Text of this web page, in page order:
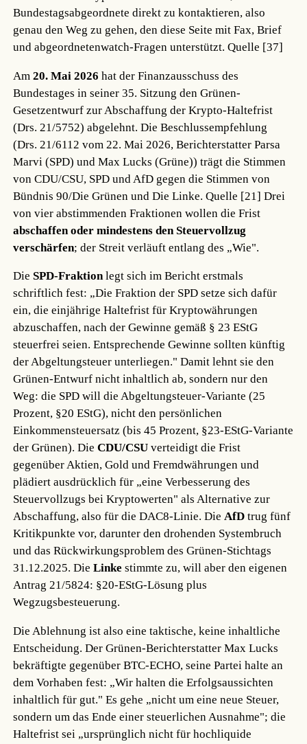
Bundestagsabgeordnete direkt zu kontaktieren, also
genau den Weg zu gehen, den diese Seite mit Fax, Brief
und abgeordnetenwatch-Fragen unterstützt.Quelle [37]
Am20. Mai 2026 hat der Finanzausschuss des
Bundestages in seiner 35. Sitzung den Grünen-
Gesetzentwurf zur Abschaffung der Krypto-Haltefrist
(Drs. 21/5752) abgelehnt. Die Beschlussempfehlung
(Drs. 21/6112 vom 22. Mai 2026, Berichterstatter Parsa
Marvi (SPD) und Max Lucks (Grüne)) trägt die Stimmen
von CDU/CSU, SPD und AfD gegen die Stimmen von
Bündnis 90/Die Grünen und Die Linke.Quelle [21] Drei
von vier abstimmenden Fraktionen wollen die Frist
abschaffen oder mindestens den Steuervollzug
verschärfen; der Streit verläuft entlang des „Wie".
DieSPD-Fraktionlegt sich im Bericht erstmals
schriftlich fest: „Die Fraktion der SPD setze sich dafür
ein, die einjährige Haltefrist für Kryptowährungen
abzuschaffen, nach der Gewinne gemäß § 23 EStG
steuerfrei seien. Entsprechende Gewinne sollten künftig
der Abgeltungsteuer unterliegen." Damit lehnt sie den
Grünen-Entwurf nicht inhaltlich ab, sondern nur den
Weg: die SPD will die Abgeltungsteuer-Variante (25
Prozent, §20 EStG), nicht den persönlichen
Einkommensteuersatz (bis 45 Prozent, §23-EStG-Variante
der Grünen). DieCDU/CSU verteidigt die Frist
gegenüber Aktien, Gold und Fremdwährungen und
plädiert ausdrücklich für „eine Verbesserung des
Steuervollzugs bei Kryptowerten" als Alternative zur
Abschaffung, also für die DAC8-Linie. DieAfD trug fünf
Kritikpunkte vor, darunter den drohenden Systembruch
und das Rückwirkungsproblem des Grünen-Stichtags
31.12.2025. DieLinke stimmte zu, will aber den eigenen
Antrag 21/5824: §20-EStG-Lösung plus
Wegzugsbesteuerung.
Die Ablehnung ist also eine taktische, keine inhaltliche
Entscheidung. Der Grünen-Berichterstatter Max Lucks
bekräftigte gegenüber BTC-ECHO, seine Partei halte an
dem Vorhaben fest: „Wir halten die Erfolgsaussichten
inhaltlich für gut." Es gehe „nicht um eine neue Steuer,
sondern um das Ende einer steuerlichen Ausnahme"; die
Haltefrist sei „ursprünglich nicht für hochliquide